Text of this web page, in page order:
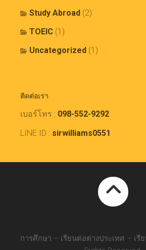
Study Abroad (2)
TOEIC (1)
Uncategorized (1)
ติดต่อเรา
เบอร์โทร : 098-552-9292
LINE ID : sirwilliams0551
การศึกษา – เรียนต่อต่างประเทศ – เรี